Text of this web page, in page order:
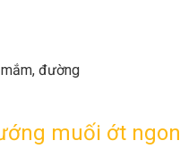
đường
muối ớt ngon